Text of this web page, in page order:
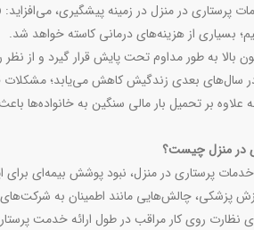
پرستاری در منزل در زمینه پیشگیری،
بسیاری از هزینه‌های درمانی کاسته خواهد شد.
خون بالا به طور مداوم تحت پایش قرار گیرد و
سال‌های بعدی زندگیش کاهش می‌یابد؛
بر تحمیل بار مالی سنگین به خانواده‌ها
در منزل چیست؟
خدمات پرستاری در منزل، نبود پوشش بیمه‌ای
پزشکی، چالش‌هایی مانند اطمینان به شرکت‌های
نظارت روی کار مراقب در طول ارائه خدمت